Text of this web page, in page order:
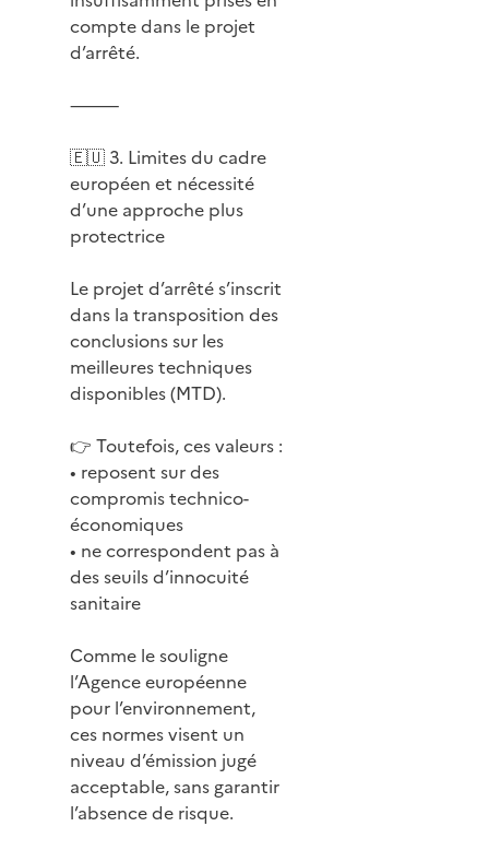
compte dans le projet
d’arrêté.
⸻
🇪🇺 3. Limites du cadre
européen et nécessité
d’une approche plus
protectrice
Le projet d’arrêté s’inscrit
dans la transposition des
conclusions sur les
meilleures techniques
disponibles (MTD).
👉 Toutefois, ces valeurs :
• reposent sur des
compromis technico-
économiques
• ne correspondent pas à
des seuils d’innocuité
sanitaire
Comme le souligne
l’Agence européenne
pour l’environnement,
ces normes visent un
niveau d’émission jugé
acceptable, sans garantir
l’absence de risque.